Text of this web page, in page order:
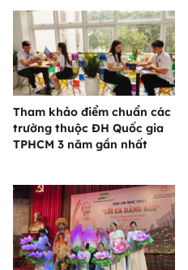
Tham khảo điểm chuẩn các
trường thuộc ĐH Quốc gia
TPHCM 3 năm gần nhất